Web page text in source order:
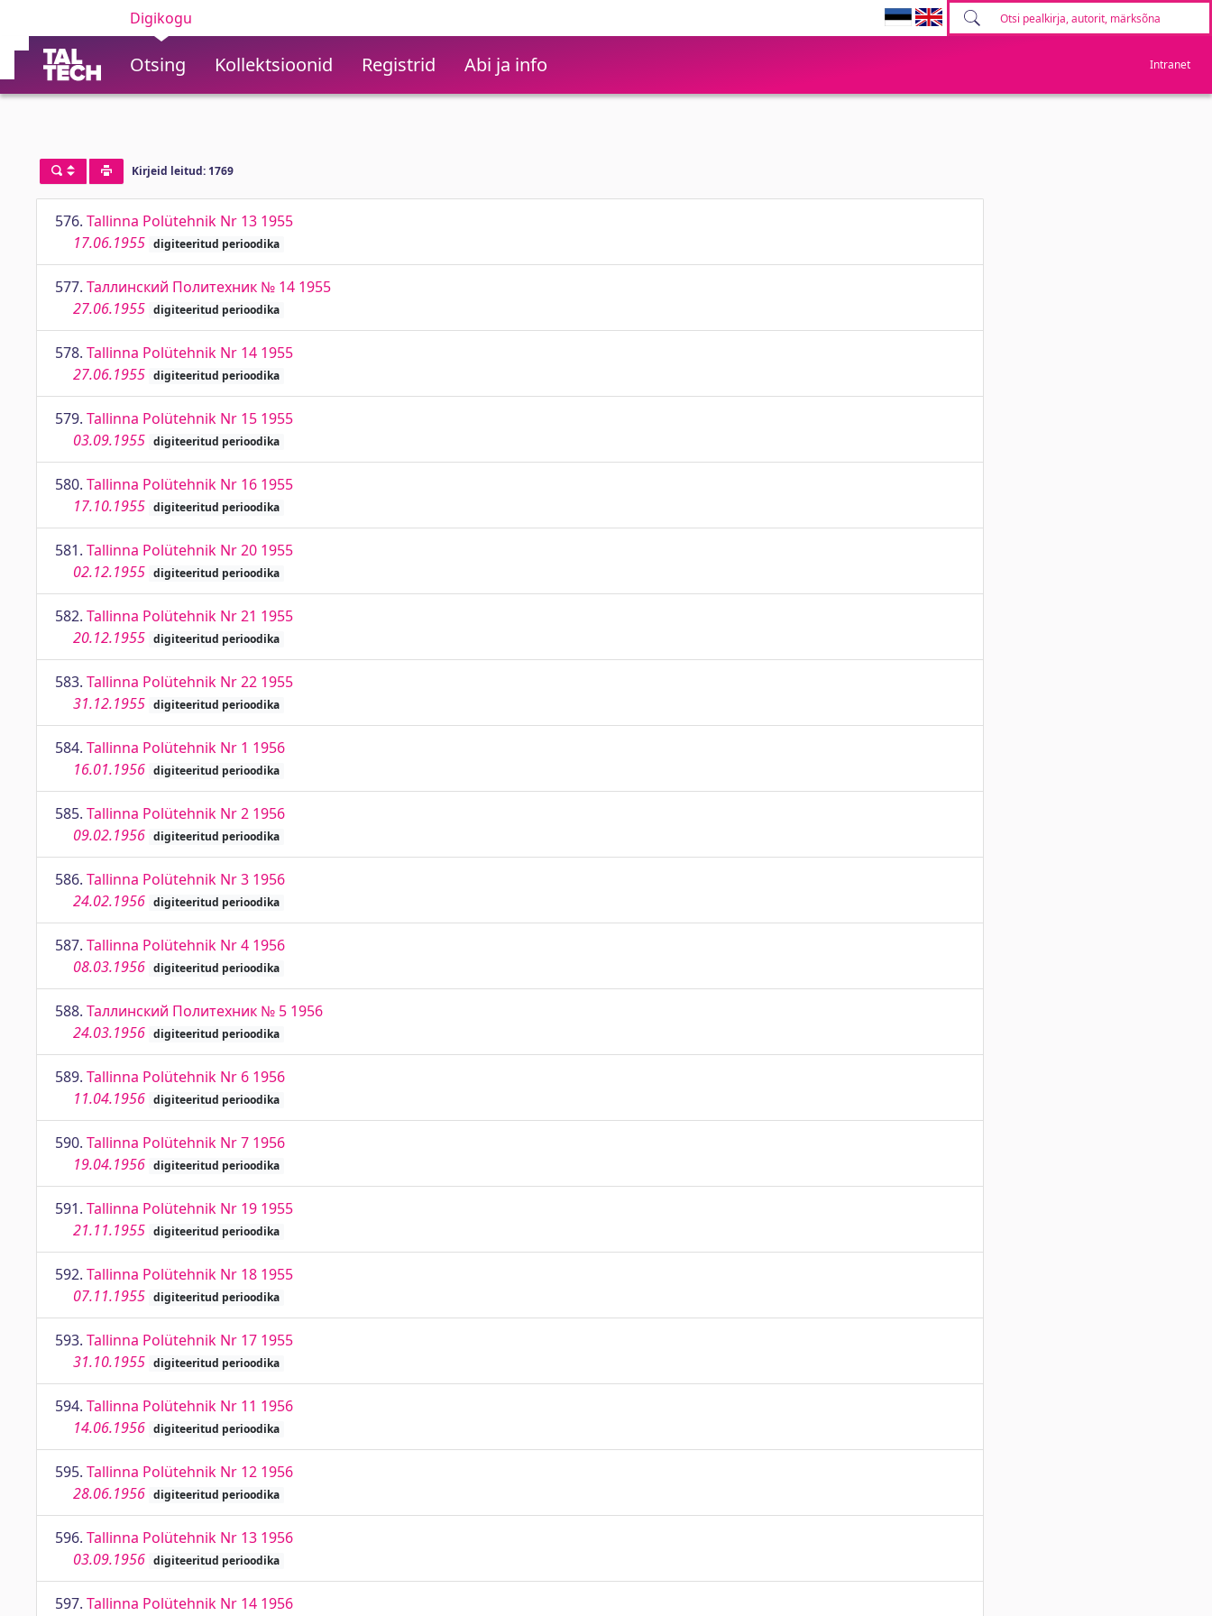
Digikogu
Otsing Kollektsioonid Registrid Abi ja info Intranet
Kirjeid leitud: 1769
576. Tallinna Polütehnik Nr 13 1955
17.06.1955 digiteeritud perioodika
577. Таллинский Политехник № 14 1955
27.06.1955 digiteeritud perioodika
578. Tallinna Polütehnik Nr 14 1955
27.06.1955 digiteeritud perioodika
579. Tallinna Polütehnik Nr 15 1955
03.09.1955 digiteeritud perioodika
580. Tallinna Polütehnik Nr 16 1955
17.10.1955 digiteeritud perioodika
581. Tallinna Polütehnik Nr 20 1955
02.12.1955 digiteeritud perioodika
582. Tallinna Polütehnik Nr 21 1955
20.12.1955 digiteeritud perioodika
583. Tallinna Polütehnik Nr 22 1955
31.12.1955 digiteeritud perioodika
584. Tallinna Polütehnik Nr 1 1956
16.01.1956 digiteeritud perioodika
585. Tallinna Polütehnik Nr 2 1956
09.02.1956 digiteeritud perioodika
586. Tallinna Polütehnik Nr 3 1956
24.02.1956 digiteeritud perioodika
587. Tallinna Polütehnik Nr 4 1956
08.03.1956 digiteeritud perioodika
588. Таллинский Политехник № 5 1956
24.03.1956 digiteeritud perioodika
589. Tallinna Polütehnik Nr 6 1956
11.04.1956 digiteeritud perioodika
590. Tallinna Polütehnik Nr 7 1956
19.04.1956 digiteeritud perioodika
591. Tallinna Polütehnik Nr 19 1955
21.11.1955 digiteeritud perioodika
592. Tallinna Polütehnik Nr 18 1955
07.11.1955 digiteeritud perioodika
593. Tallinna Polütehnik Nr 17 1955
31.10.1955 digiteeritud perioodika
594. Tallinna Polütehnik Nr 11 1956
14.06.1956 digiteeritud perioodika
595. Tallinna Polütehnik Nr 12 1956
28.06.1956 digiteeritud perioodika
596. Tallinna Polütehnik Nr 13 1956
03.09.1956 digiteeritud perioodika
597. Tallinna Polütehnik Nr 14 1956